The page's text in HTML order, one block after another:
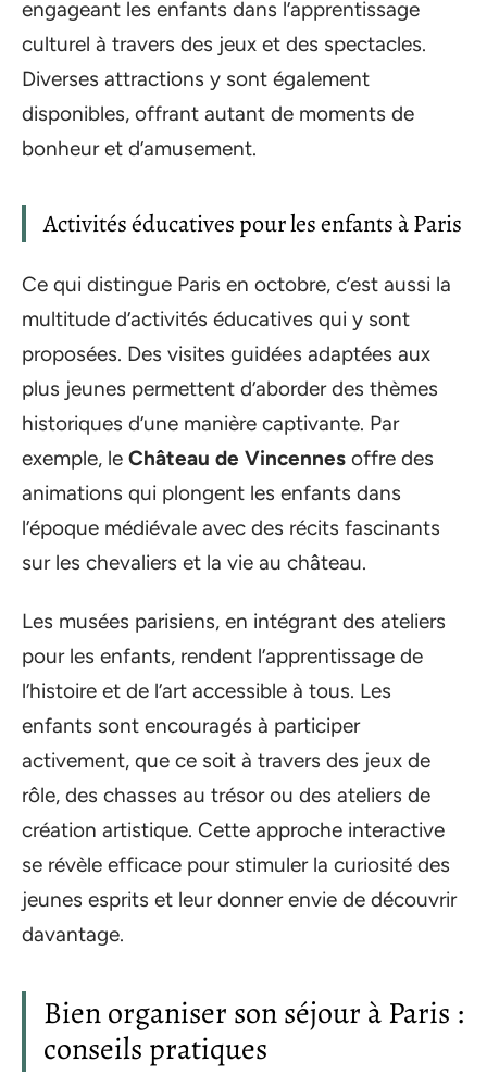
engageant les enfants dans l’apprentissage
culturel à travers des jeux et des spectacles.
Diverses attractions y sont également
disponibles, offrant autant de moments de
bonheur et d’amusement.
Activités éducatives pour les enfants à Paris
Ce qui distingue Paris en octobre, c’est aussi la
multitude d’activités éducatives qui y sont
proposées. Des visites guidées adaptées aux
plus jeunes permettent d’aborder des thèmes
historiques d’une manière captivante. Par
exemple, le Château de Vincennes offre des
animations qui plongent les enfants dans
l’époque médiévale avec des récits fascinants
sur les chevaliers et la vie au château.
Les musées parisiens, en intégrant des ateliers
pour les enfants, rendent l’apprentissage de
l’histoire et de l’art accessible à tous. Les
enfants sont encouragés à participer
activement, que ce soit à travers des jeux de
rôle, des chasses au trésor ou des ateliers de
création artistique. Cette approche interactive
se révèle efficace pour stimuler la curiosité des
jeunes esprits et leur donner envie de découvrir
davantage.
Bien organiser son séjour à Paris :
conseils pratiques